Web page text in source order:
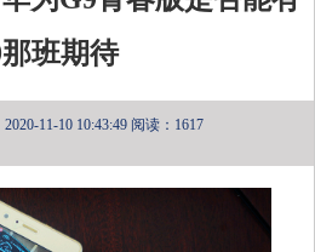
班期待
11-10 10:43:49 阅读：1617